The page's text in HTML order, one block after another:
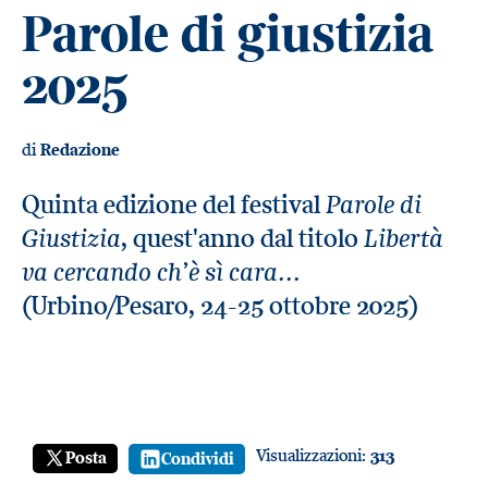
Parole di giustizia
2025
diRedazione
Quinta edizione del festivalParole di
Giustizia, quest'anno dal titolo Libertà
va cercando ch’è sì cara...
(Urbino/Pesaro, 24-25 ottobre 2025)
Posta Condividi Visualizzazioni: 313